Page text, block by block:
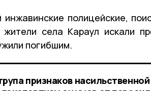
инжавинские полицейские,
жители села Караул искали
погибшим.
признаков